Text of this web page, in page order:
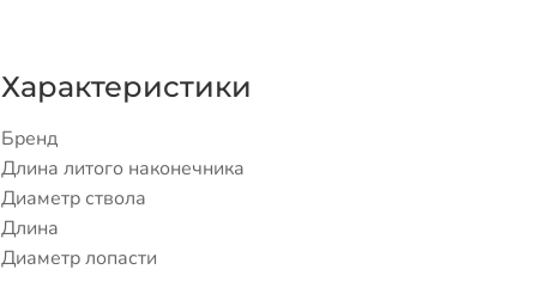
Характеристики
Бренд
Длина литого наконечника
Диаметр ствола
Длина
Диаметр лопасти